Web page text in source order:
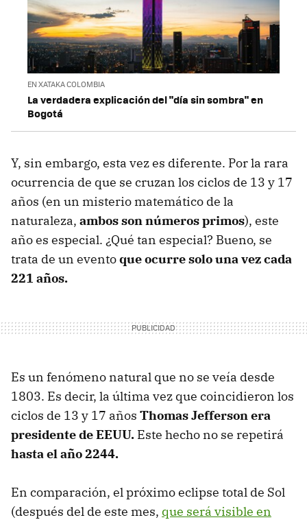
EN XATAKA COLOMBIA
La verdadera explicación del "día sin sombra" en
Bogotá
Y, sin embargo, esta vez es diferente. Por la rara
ocurrencia de que se cruzan los ciclos de 13 y 17
años (en un misterio matemático de la
naturaleza, ambos son números primos), este
año es especial. ¿Qué tan especial? Bueno, se
trata de un eventoque ocurre solo una vez cada
221 años.
Es un fenómeno natural que no se veía desde
1803. Es decir, la última vez que coincidieron los
ciclos de 13 y 17 años Thomas Jefferson era
presidente de EEUU. Este hecho no se repetirá
hasta el año 2244.
En comparación, el próximo eclipse total de Sol
(después del de este mes, que será visible en